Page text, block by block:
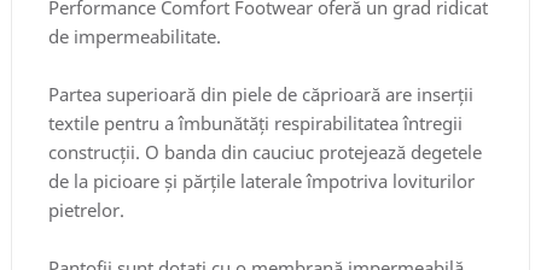
Performance Comfort Footwear oferă un grad ridicat
de impermeabilitate.
Partea superioară din piele de căprioară are inserții
textile pentru a îmbunătăți respirabilitatea întregii
construcții. O banda din cauciuc protejează degetele
de la picioare și părțile laterale împotriva loviturilor
pietrelor.